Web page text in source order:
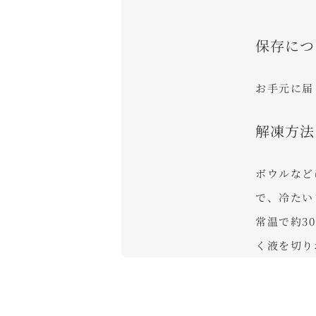
保存に
お手元に
解凍方
ボウルな
で、冷た
常温で約
く液を切